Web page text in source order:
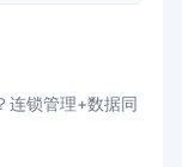
连锁管理+数据同